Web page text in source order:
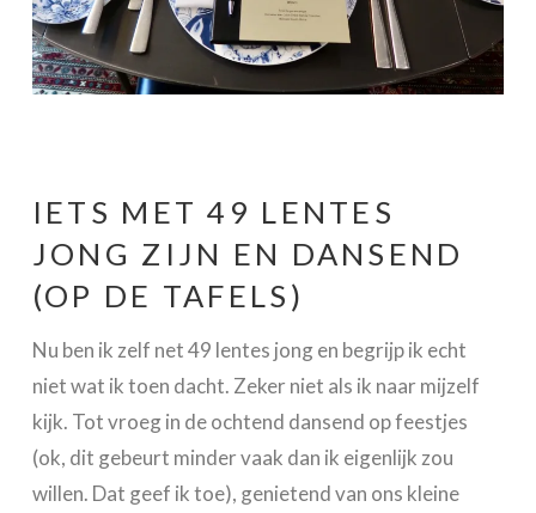
IETS MET 49 LENTES
JONG ZIJN EN DANSEND
(OP DE TAFELS)
Nu ben ik zelf net 49 lentes jong en begrijp ik echt
niet wat ik toen dacht. Zeker niet als ik naar mijzelf
kijk. Tot vroeg in de ochtend dansend op feestjes
(ok, dit gebeurt minder vaak dan ik eigenlijk zou
willen. Dat geef ik toe), genietend van ons kleine